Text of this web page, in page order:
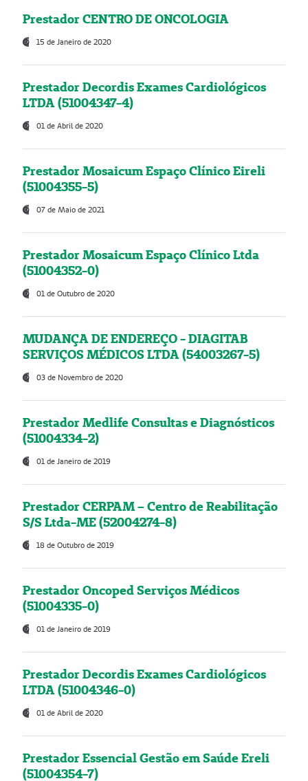
Prestador CENTRO DE ONCOLOGIA
15 de Janeiro de 2020
Prestador Decordis Exames Cardiológicos
LTDA (51004347-4)
01 de Abril de 2020
Prestador Mosaicum Espaço Clínico Eireli
(51004355-5)
07 de Maio de 2021
Prestador Mosaicum Espaço Clínico Ltda
(51004352-0)
01 de Outubro de 2020
MUDANÇA DE ENDEREÇO - DIAGITAB
SERVIÇOS MÉDICOS LTDA (54003267-5)
03 de Novembro de 2020
Prestador Medlife Consultas e Diagnósticos
(51004334-2)
01 de Janeiro de 2019
Prestador CERPAM – Centro de Reabilitação
S/S Ltda-ME (52004274-8)
18 de Outubro de 2019
Prestador Oncoped Serviços Médicos
(51004335-0)
01 de Janeiro de 2019
Prestador Decordis Exames Cardiológicos
LTDA (51004346-0)
01 de Abril de 2020
Prestador Essencial Gestão em Saúde Ereli
(51004354-7)